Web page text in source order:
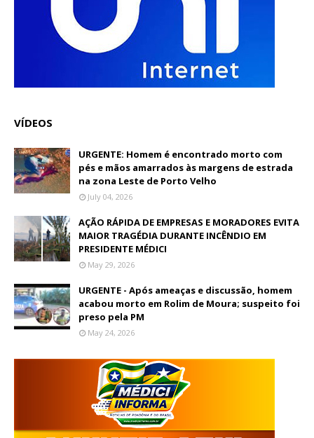
VÍDEOS
URGENTE: Homem é encontrado morto com
pés e mãos amarrados às margens de estrada
na zona Leste de Porto Velho
July 04, 2026
AÇÃO RÁPIDA DE EMPRESAS E MORADORES EVITA
MAIOR TRAGÉDIA DURANTE INCÊNDIO EM
PRESIDENTE MÉDICI
May 29, 2026
URGENTE - Após ameaças e discussão, homem
acabou morto em Rolim de Moura; suspeito foi
preso pela PM
May 24, 2026